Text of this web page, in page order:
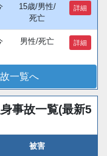
15歳/男性/
死亡
詳細
男性/死亡 詳細
一覧へ
事故一覧(最新5
被害